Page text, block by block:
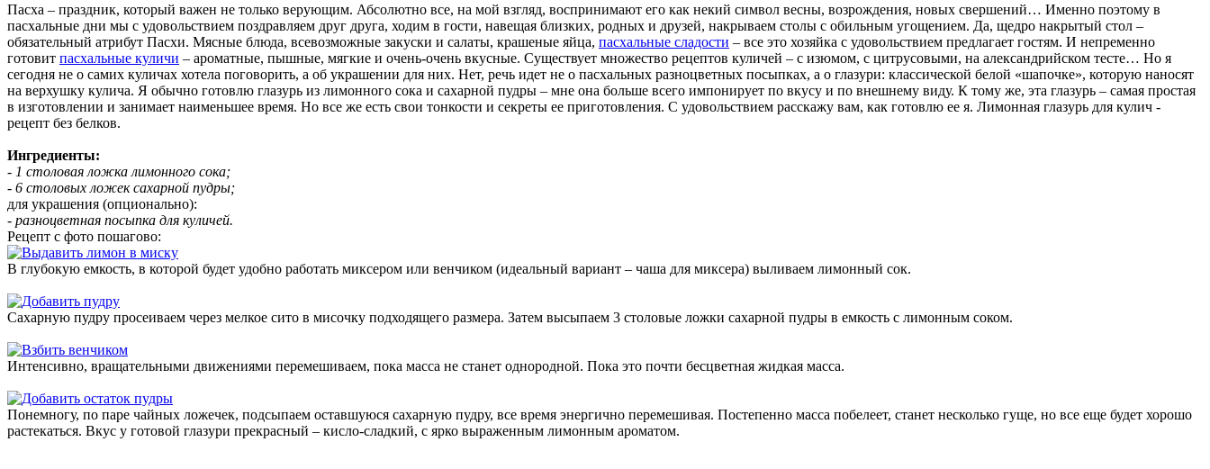
Пасха – праздник, который важен не только верующим. Абсолютно все, на мой взгляд, воспринимают его как некий символ весны, возрождения, новых свершений… Именно поэтому в
пасхальные дни мы с удовольствием поздравляем друг друга, ходим в гости, навещая близких, родных и друзей, накрываем столы с обильным угощением. Да, щедро накрытый стол –
обязательный атрибут Пасхи. Мясные блюда, всевозможные закуски и салаты, крашеные яйца, пасхальные сладости – все это хозяйка с удовольствием предлагает гостям. И непременно
готовит пасхальные куличи – ароматные, пышные, мягкие и очень-очень вкусные. Существует множество рецептов куличей – с изюмом, с цитрусовыми, на александрийском тесте… Но я
сегодня не о самих куличах хотела поговорить, а об украшении для них. Нет, речь идет не о пасхальных разноцветных посыпках, а о глазури: классической белой «шапочке», которую наносят
на верхушку кулича. Я обычно готовлю глазурь из лимонного сока и сахарной пудры – мне она больше всего импонирует по вкусу и по внешнему виду. К тому же, эта глазурь – самая простая
в изготовлении и занимает наименьшее время. Но все же есть свои тонкости и секреты ее приготовления. С удовольствием расскажу вам, как готовлю ее я. Лимонная глазурь для кулич -
рецепт без белков.
Ингредиенты:
- 1 столовая ложка лимонного сока;
- 6 столовых ложек сахарной пудры;
для украшения (опционально):
- разноцветная посыпка для куличей.
Рецепт с фото пошагово:
В глубокую емкость, в которой будет удобно работать миксером или венчиком (идеальный вариант – чаша для миксера) выливаем лимонный сок.
Сахарную пудру просеиваем через мелкое сито в мисочку подходящего размера. Затем высыпаем 3 столовые ложки сахарной пудры в емкость с лимонным соком.
Интенсивно, вращательными движениями перемешиваем, пока масса не станет однородной. Пока это почти бесцветная жидкая масса.
Понемногу, по паре чайных ложечек, подсыпаем оставшуюся сахарную пудру, все время энергично перемешивая. Постепенно масса побелеет, станет несколько гуще, но все еще будет хорошо
растекаться. Вкус у готовой глазури прекрасный – кисло-сладкий, с ярко выраженным лимонным ароматом.